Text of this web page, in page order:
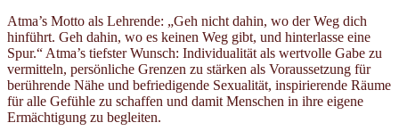
Atma’s Motto als Lehrende: „Geh nicht dahin, wo der Weg dich
hinführt. Geh dahin, wo es keinen Weg gibt, und hinterlasse eine
Spur.“ Atma’s tiefster Wunsch: Individualität als wertvolle Gabe zu
vermitteln, persönliche Grenzen zu stärken als Voraussetzung für
berührende Nähe und befriedigende Sexualität, inspirierende Räume
für alle Gefühle zu schaffen und damit Menschen in ihre eigene
Ermächtigung zu begleiten.